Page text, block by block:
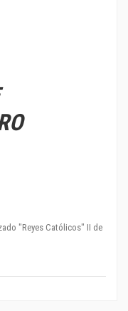
"Reyes Católicos" II de